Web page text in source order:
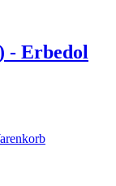
- Erbedol